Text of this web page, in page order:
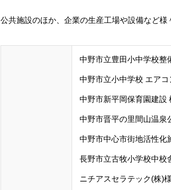
公共施設のほか、企業の生産工場や設備など
中野市立豊田小中学校整
中野市立小中学校 エアコ
中野市新平岡保育園建設
中野市晋平の里間山温泉
中野市中心市街地活性化
長野市立古牧小学校中校
ニチアスセラテック(株)